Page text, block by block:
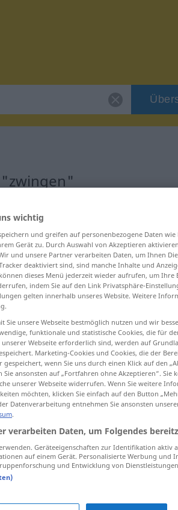
zwingen
bewältigen
wichtig
und greifen auf personenbezogene Daten
Gerät zu. Durch Auswahl von Akzeptieren
und unsere Partner verarbeiten Daten, um Ihnen
deaktiviert sind, sind manche Inhalte und
dieses Menü jederzeit wieder aufrufen, um Ihre
indem Sie auf den Link Privatsphäre-
gelten innerhalb unseres Website. Weitere
Sie unsere Webseite bestmöglich nutzen und wir
funktionale und statistische Cookies, die für
Webseite erforderlich sind, werden auf
Marketing-Cookies und Cookies, die der
wenn Sie uns durch einen Klick auf den
Sie ansonsten auf „Fortfahren ohne Akzeptieren“.
unserer Webseite widerrufen. Wenn Sie weitere
möchten, klicken Sie einfach auf den Button
Datenverarbeitung entnehmen Sie ansonsten
.
verarbeiten Daten, um Folgendes
Geräteeigenschaften zur Identifikation aktiv
auf einem Gerät. Personalisierte Werbung und
und Entwicklung von